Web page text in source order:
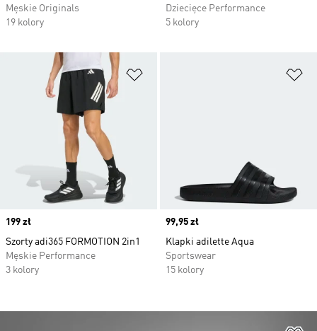
Męskie Originals
19 kolory
Dziecięce Performance
5 kolory
Price
199 zł
Szorty adi365 FORMOTION 2in1
Męskie Performance
3 kolory
Price
99,95 zł
Klapki adilette Aqua
Sportswear
15 kolory